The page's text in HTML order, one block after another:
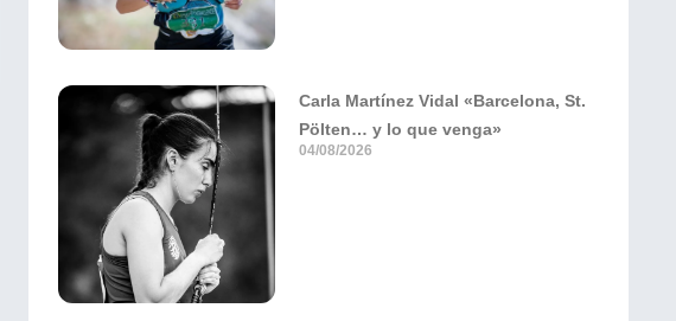
Carla Martínez Vidal «Barcelona, St.
Pölten… y lo que venga»
04/08/2026